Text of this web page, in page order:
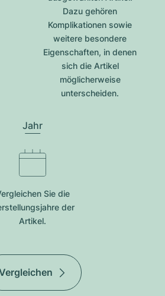
Dazu gehören
Komplikationen sowie
weitere besondere
Eigenschaften, in denen
sich die Artikel
möglicherweise
unterscheiden.
Jahr
Sie die
der
Artikel.